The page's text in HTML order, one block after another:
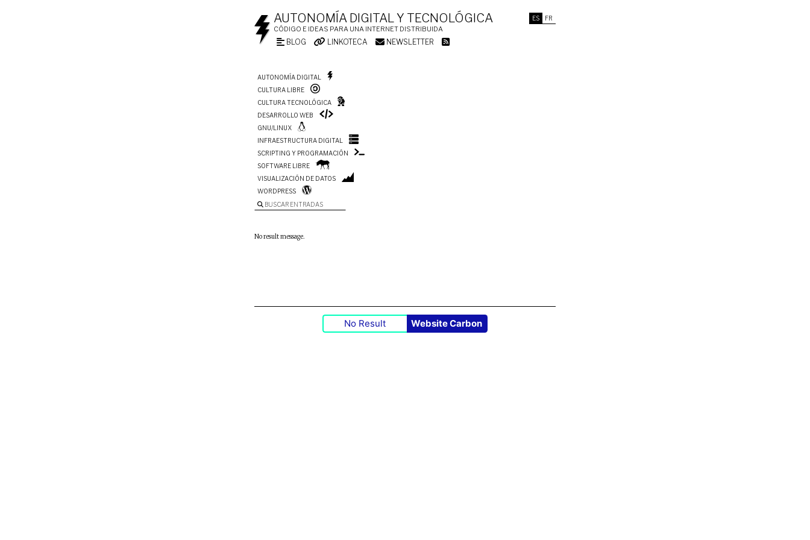
ES FR
AUTONOMÍA DIGITAL Y TECNOLÓGICA
CÓDIGO E IDEAS PARA UNA INTERNET DISTRIBUIDA
BLOG LINKOTECA NEWSLETTER
AUTONOMÍA DIGITAL
CULTURA LIBRE
CULTURA TECNOLÓGICA
DESARROLLO WEB
GNU/LINUX
INFRAESTRUCTURA DIGITAL
SCRIPTING Y PROGRAMACIÓN
SOFTWARE LIBRE
VISUALIZACIÓN DE DATOS
WORDPRESS
BUSCAR ENTRADAS
No result message.
No Result Website Carbon